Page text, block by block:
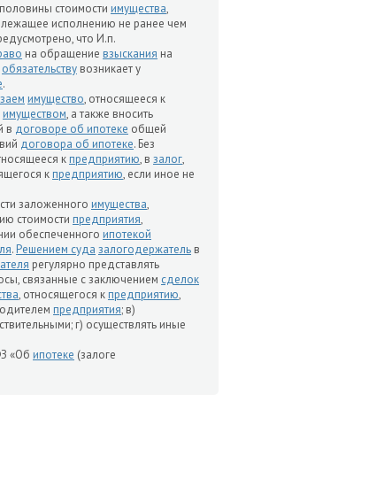
стоимости имущества,
исполнению не ранее чем
что И.п.
на обращение взыскания на
обязательству возникает у
.
заем имущество, относящееся к
имуществом, а также вносить
в договоре об ипотеке общей
договора об ипотеке. Без
кпредприятию, в залог,
кпредприятию, если иное не
заложенного имущества,
стоимости предприятия,
обеспеченного ипотекой
.Решением суда залогодержатель в
регулярно представлять
связанные с заключением сделок
, относящегося кпредприятию,
предприятия; в)
г) осуществлять иные
«Об ипотеке (залоге